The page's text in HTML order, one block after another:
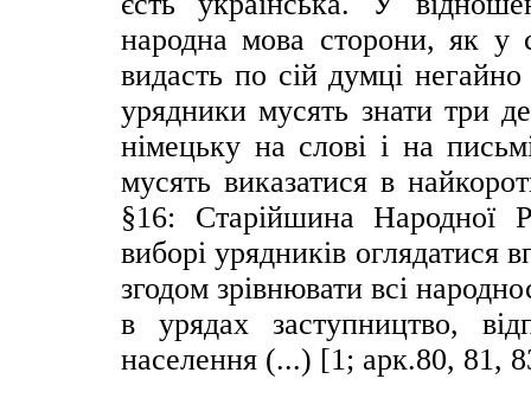
народна мова сторони, як у
видасть по сій думці
урядники мусять знати три
німецьку на слові і на
мусять виказатися в
§16: Старійшина
виборі урядників оглядатися
згодом зрівнювати всі
в урядах заступництво,
населення (...) [1; арк.80, 81,